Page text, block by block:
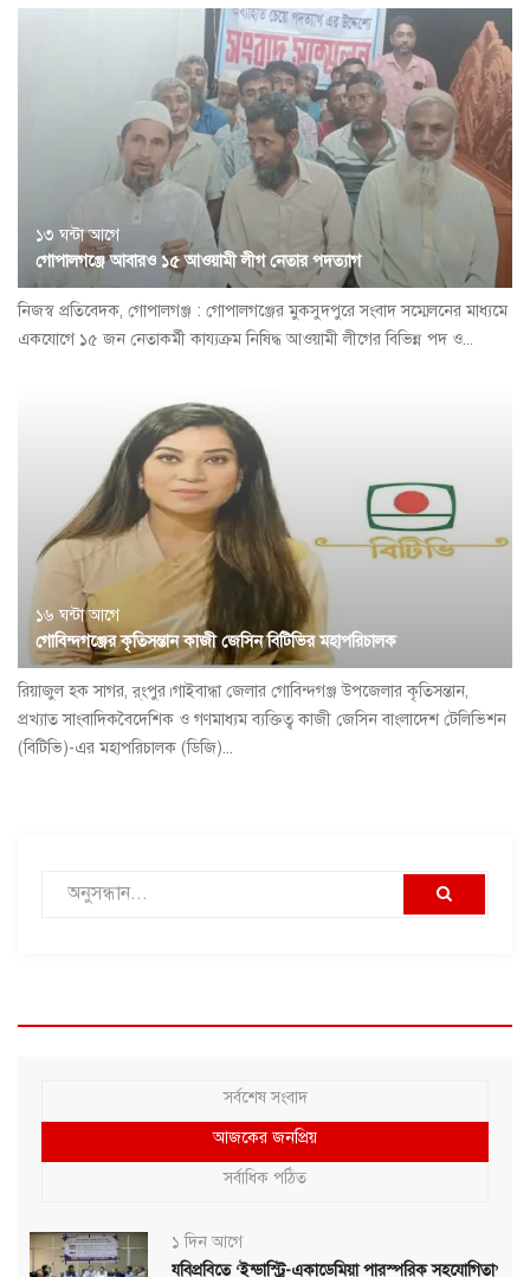
১৩ ঘন্টা আগে
গোপালগঞ্জে আবারও ১৫ আওয়ামী লীগ নেতার পদত্যাগ
নিজস্ব প্রতিবেদক, গোপালগঞ্জ : গোপালগঞ্জের মুকসুদপুরে সংবাদ সম্মেলনের মাধ্যমে
একযোগে ১৫ জন নেতাকর্মী কায্যক্রম নিষিদ্ধ আওয়ামী লীগের বিভিন্ন পদ ও...
১৬ ঘন্টা আগে
গোবিন্দগঞ্জের কৃতিসন্তান কাজী জেসিন বিটিভির মহাপরিচালক
রিয়াজুল হক সাগর, র্ংপুর।গাইবান্ধা জেলার গোবিন্দগঞ্জ উপজেলার কৃতিসন্তান,
প্রখ্যাত সাংবাদিকবৈদেশিক ও গণমাধ্যম ব্যক্তিত্ব কাজী জেসিন বাংলাদেশ টেলিভিশন
(বিটিভি)-এর মহাপরিচালক (ডিজি)...
সর্বশেষ সংবাদ
আজকের জনপ্রিয়
সর্বাধিক পঠিত
১ দিন আগে
যবিপ্রবিতে ‘ইন্ডাস্ট্রি-একাডেমিয়া পারস্পরিক সহযোগিতা’